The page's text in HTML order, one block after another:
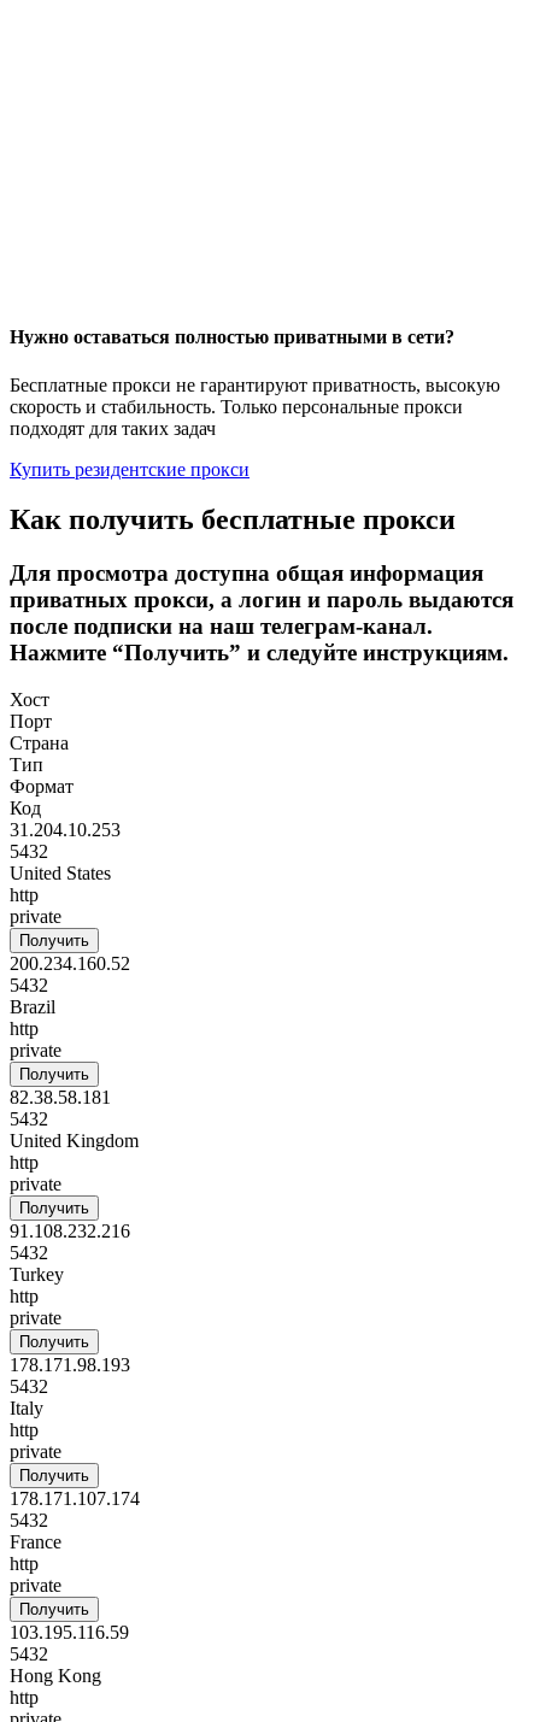
Нужно оставаться полностью приватными в сети?
Бесплатные прокси не гарантируют приватность, высокую
скорость и стабильность. Только персональные прокси
подходят для таких задач
Купить резидентские прокси
Как получить бесплатные прокси
Для просмотра доступна общая информация
приватных прокси, а логин и пароль выдаются
после подписки на наш телеграм-канал.
Нажмите “Получить” и следуйте инструкциям.
Хост
Порт
Страна
Тип
Формат
Код
31.204.10.253
5432
United States
http
private
Получить
200.234.160.52
5432
Brazil
http
private
Получить
82.38.58.181
5432
United Kingdom
http
private
Получить
91.108.232.216
5432
Turkey
http
private
Получить
178.171.98.193
5432
Italy
http
private
Получить
178.171.107.174
5432
France
http
private
Получить
103.195.116.59
5432
Hong Kong
http